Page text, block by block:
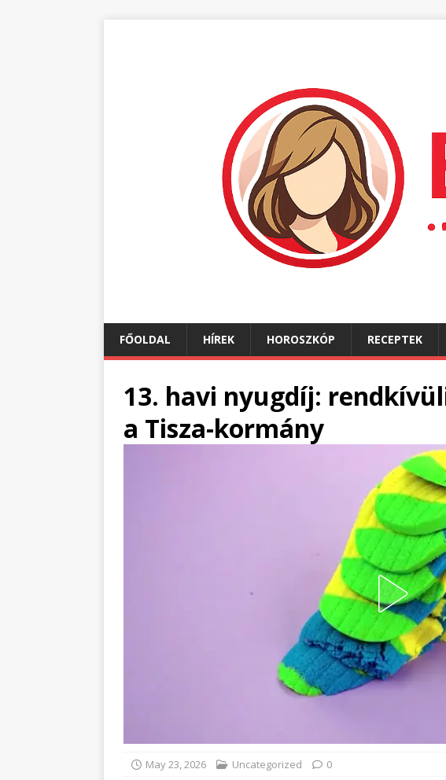
FŐOLDAL HÍREK HOROSZKÓP RECEPTEK
13. havi nyugdíj:
a Tisza-kormány
May 23, 2026 Uncategorized 0